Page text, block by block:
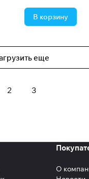
В корзину
еще
2 3
О